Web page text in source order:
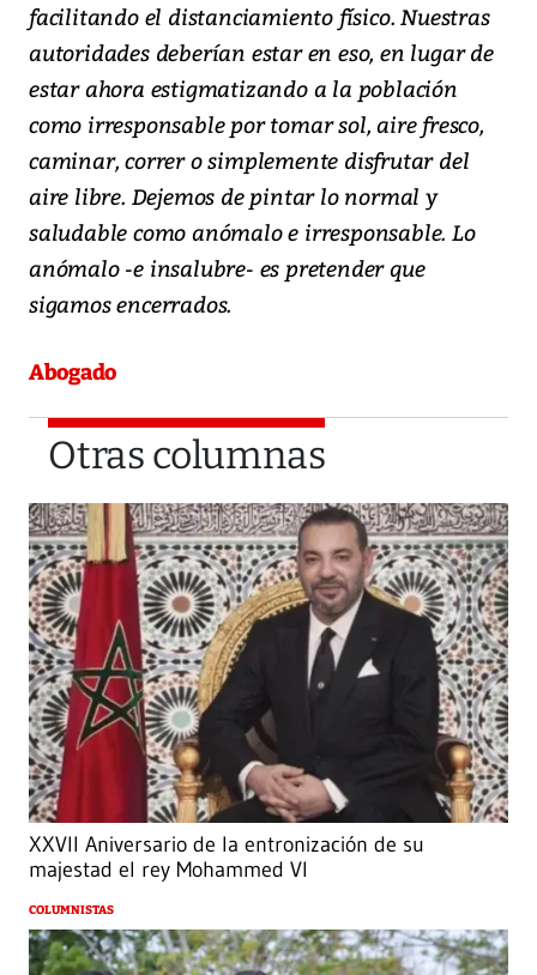
facilitando el distanciamiento físico. Nuestras
autoridades deberían estar en eso, en lugar de
estar ahora estigmatizando a la población
como irresponsable por tomar sol, aire fresco,
caminar, correr o simplemente disfrutar del
aire libre. Dejemos de pintar lo normal y
saludable como anómalo e irresponsable. Lo
anómalo -e insalubre- es pretender que
sigamos encerrados.
Abogado
Otras columnas
XXVII Aniversario de la entronización de su
majestad el rey Mohammed VI
COLUMNISTAS